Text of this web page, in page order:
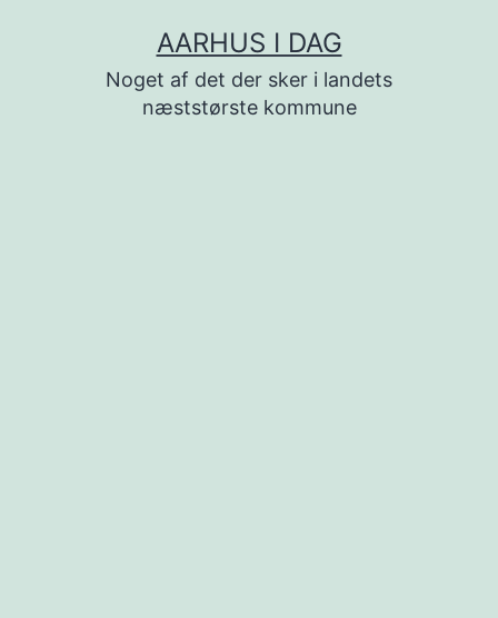
AARHUS I DAG
Noget af det der sker i landets
næststørste kommune